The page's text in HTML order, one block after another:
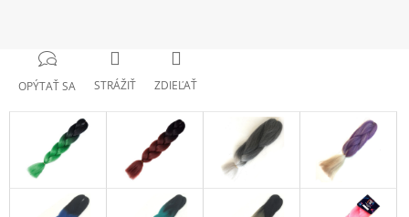
OPÝTAŤ SA STRÁŽIŤ ZDIEĽAŤ